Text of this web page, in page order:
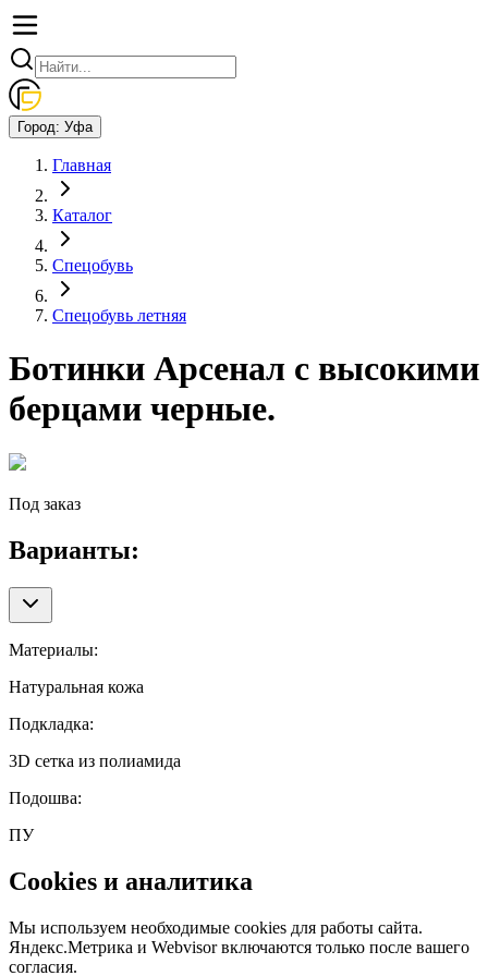
Город: Уфа
Главная
Каталог
Спецобувь
Спецобувь летняя
Ботинки Арсенал с высокими
берцами черные.
Под заказ
Варианты:
Материалы:
Натуральная кожа
Подкладка:
3D сетка из полиамида
Подошва:
ПУ
Cookies и аналитика
Мы используем необходимые cookies для работы сайта.
Яндекс.Метрика и Webvisor включаются только после вашего
согласия.